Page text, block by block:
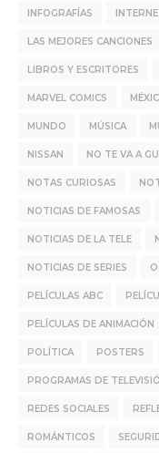
INFOGRAFÍAS
LAS MEJORES CANCIONES
LIBROS Y ESCRITORES
MARVEL COMICS
MUNDO MÚSICA
NISSAN NO TE VA A
NOTAS CURIOSAS
NOTICIAS DE FAMOSAS
NOTICIAS DE LA TELE
NOTICIAS DE SERIES
PELÍCULAS ABC
PELÍCULAS DE ANIMACIÓN
POLÍTICA POSTERS
PROGRAMAS DE
REDES SOCIALES
ROMÁNTICOS